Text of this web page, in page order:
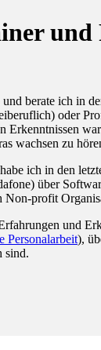
und berate ich in
oder
Erkenntnissen
wachsen zu
ich in den
über
profit
und
Personalarbeit),
sind.